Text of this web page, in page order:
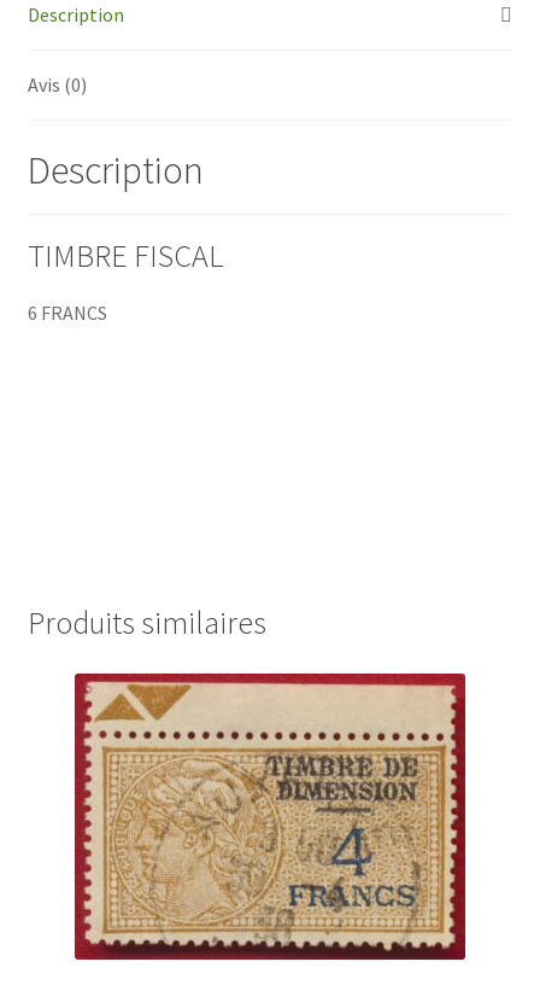
Description
Avis (0)
Description
TIMBRE FISCAL
6 FRANCS
Produits similaires